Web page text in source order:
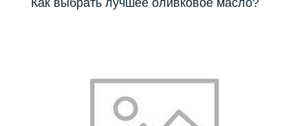
Как выбрать лучшее оливковое масло?